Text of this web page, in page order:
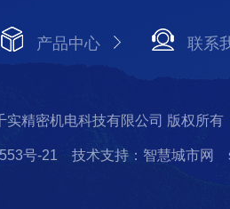
产品中心 联系
实精密机电科技有限公司 版权所有
号-21 技术支持：智慧城市网